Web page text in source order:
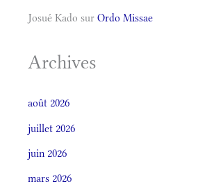
Josué Kado sur Ordo Missae
Archives
août 2026
juillet 2026
juin 2026
mars 2026